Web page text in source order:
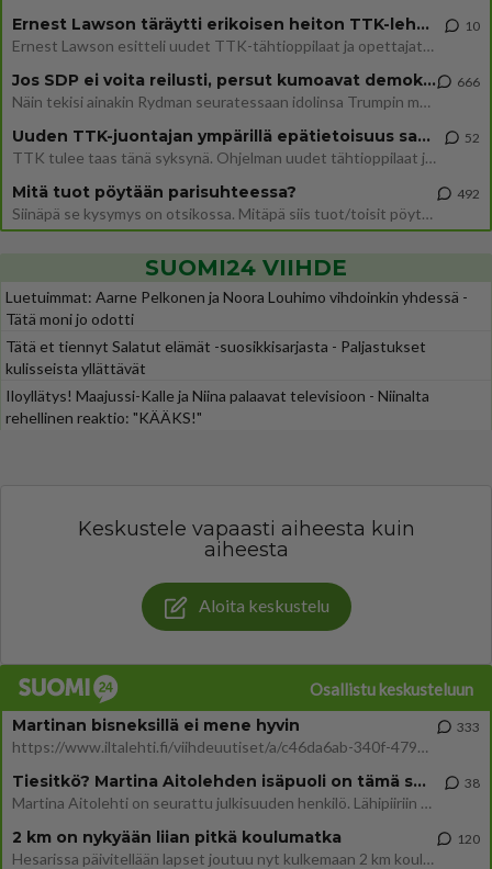
Ernest Lawson täräytti erikoisen heiton TTK-lehdistötilaisuudessa: " Onko tässä tarkoituksena...?"
Ernest Lawson esitteli uudet TTK-tähtioppilaat ja opettajat torstaina 6.8. lehdistölle. Tulevalla kaudella on yksi hausk
10
Jos SDP ei voita reilusti, persut kumoavat demokratian Suomesta
Näin tekisi ainakin Rydman seuratessaan idolinsa Trumpin mallia https://www.is.fi/politiikka/art-2000012187244.html
666
Uuden TTK-juontajan ympärillä epätietoisuus sakenee - Nyt MTV hämmentää soppaa
TTK tulee taas tänä syksynä. Ohjelman uudet tähtioppilaat julkistetaan torstaina 6. elokuuta klo 14 alkavassa lehdistö
52
Mitä tuot pöytään parisuhteessa?
Siinäpä se kysymys on otsikossa. Mitäpä siis tuot/toisit pöytään parisuhteessa? Oletko mies vai nainen? Koetko sen mitä
492
SUOMI24 VIIHDE
Luetuimmat: Aarne Pelkonen ja Noora Louhimo vihdoinkin yhdessä -
Tätä moni jo odotti
Tätä et tiennyt Salatut elämät -suosikkisarjasta - Paljastukset
kulisseista yllättävät
Iloyllätys! Maajussi-Kalle ja Niina palaavat televisioon - Niinalta
rehellinen reaktio: "KÄÄKS!"
Keskustele vapaasti aiheesta kuin
aiheesta
Aloita keskustelu
Osallistu keskusteluun
Martinan bisneksillä ei mene hyvin
https://www.iltalehti.fi/viihdeuutiset/a/c46da6ab-340f-4790-aaa7-0865eed2336 Yrityksen konkurssihakemus on tullut kärä
333
Tiesitkö? Martina Aitolehden isäpuoli on tämä suosittu laulaja
Martina Aitolehti on seurattu julkisuuden henkilö. Lähipiiriin mahtuu muitakin tunnettuja henkilöitä. Tiesitkö, että Ma
38
2 km on nykyään liian pitkä koulumatka
Hesarissa päivitellään lapset joutuu nyt kulkemaan 2 km kouluun jösses. Ruostefillarilla tuo matka menee vaikka miten äk
120